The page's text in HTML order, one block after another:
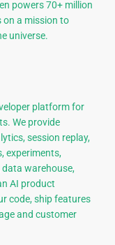
powers 70+ million
on a mission to
universe.
platform for
We provide
session replay,
experiments,
warehouse,
AI product
code, ship features
and customer